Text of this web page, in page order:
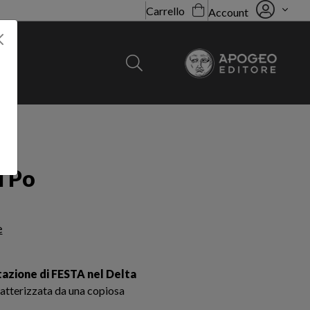
Carrello Account
Po
di FESTA nel Delta
da una copiosa